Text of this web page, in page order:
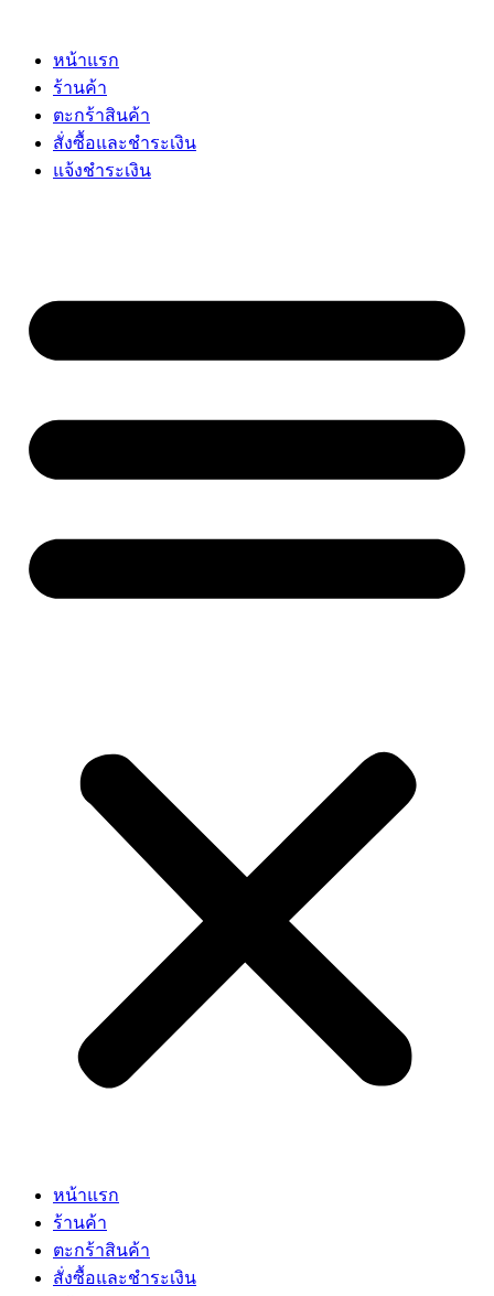
contentหน้าแรก
ร้านค้า
ตะกร้าสินค้า
สั่งซื้อและชำระเงิน
แจ้งชำระเงิน
หน้าแรก
ร้านค้า
ตะกร้าสินค้า
สั่งซื้อและชำระเงิน